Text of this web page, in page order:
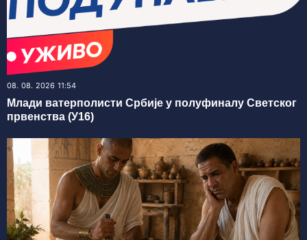
08. 08. 2026 11:54
Млади ватерполисти Србије у полуфиналу Светског
првенства (У16)